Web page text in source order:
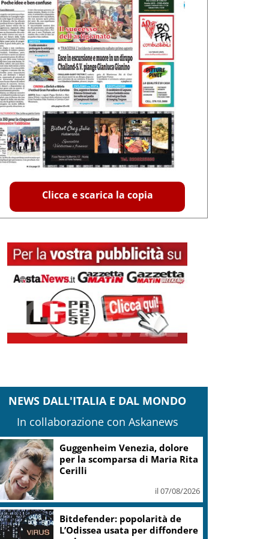
Clicca e scarica la copia
NEWS DALL'ITALIA E DAL MONDO
In collaborazione con Askanews
Covid, ‘Conte-day’ in
commissione: “non sono un
eroe ma un uomo corretto,
il 06/08/2026
Guccini, Meloni: l’ho amato e